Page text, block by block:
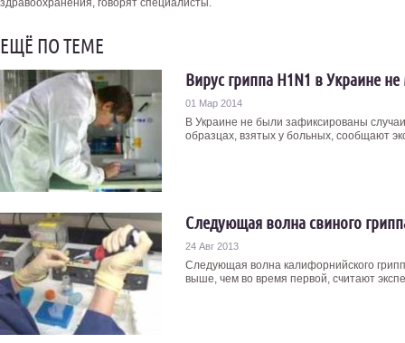
здравоохранения, говорят специалисты.
ЕЩЁ ПО ТЕМЕ
Вирус гриппа H1N1 в Украине
01 Мар 2014
В Украине не были зафиксированы
образцах, взятых у больных, сообщают
Следующая волна свиного
24 Авг 2013
Следующая волна калифорнийского
выше, чем во время первой, считают